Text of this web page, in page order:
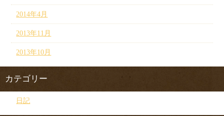
2014年4月
2013年11月
2013年10月
カテゴリー
日記